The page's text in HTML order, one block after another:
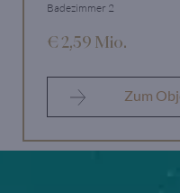
Badezimmer 2
€ 2,59 Mio.
Zum